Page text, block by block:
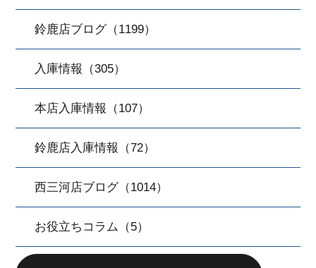
鈴鹿店ブログ（1199）
入庫情報（305）
本店入庫情報（107）
鈴鹿店入庫情報（72）
西三河店ブログ（1014）
お役立ちコラム（5）